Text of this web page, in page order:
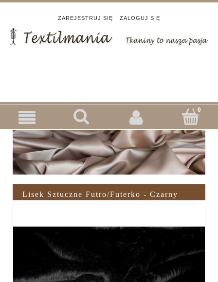
ZAREJESTRUJ SIĘ ZALOGUJ SIĘ
Lisek Sztuczne Futro/futerko - Czarny